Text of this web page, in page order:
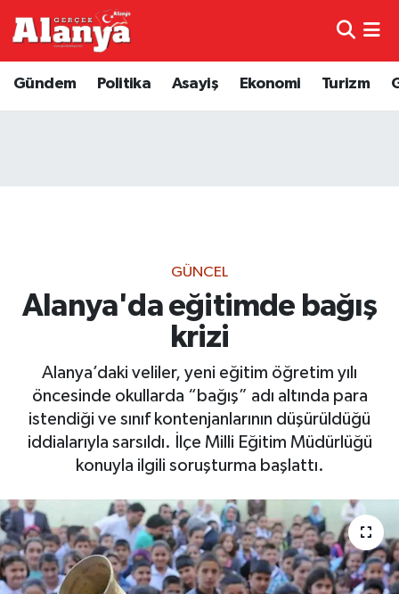
Gündem Politika Asayiş Ekonomi Turizm
GÜNCEL
Alanya'da eğitimde bağış
krizi
Alanya’daki veliler, yeni eğitim öğretim yılı
öncesinde okullarda “bağış” adı altında para
istendiği ve sınıf kontenjanlarının düşürüldüğü
iddialarıyla sarsıldı. İlçe Milli Eğitim Müdürlüğü
konuyla ilgili soruşturma başlattı.
Genel
Diğer
Ekonomi
Gizlilik İlkeleri - Privacy Policy
Gündem
Politika
Trafik Durumu
Haber Arşivi